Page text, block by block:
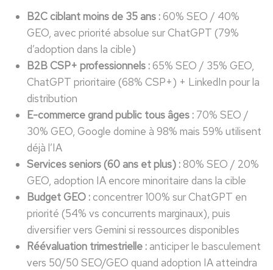
B2C ciblant moins de 35 ans : 60% SEO / 40%
GEO, avec priorité absolue sur ChatGPT (79%
d’adoption dans la cible)
B2B CSP+ professionnels : 65% SEO / 35% GEO,
ChatGPT prioritaire (68% CSP+) + LinkedIn pour la
distribution
E-commerce grand public tous âges : 70% SEO /
30% GEO, Google domine à 98% mais 59% utilisent
déjà l’IA
Services seniors (60 ans et plus) : 80% SEO / 20%
GEO, adoption IA encore minoritaire dans la cible
Budget GEO : concentrer 100% sur ChatGPT en
priorité (54% vs concurrents marginaux), puis
diversifier vers Gemini si ressources disponibles
Réévaluation trimestrielle : anticiper le basculement
vers 50/50 SEO/GEO quand adoption IA atteindra